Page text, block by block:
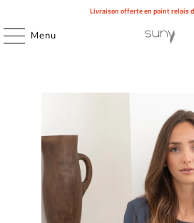
Livraison offerte en point relais
Menu